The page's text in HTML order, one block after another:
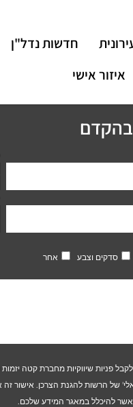
חדשות נדל"ן
איזור אישי
בהקדם
סדקים וצבע
אחר
פניות שיווקיות מחברת קטה
של הרשות להגנת הצרכן. אישור זה
להיכלל במאגר המידע שלכם.